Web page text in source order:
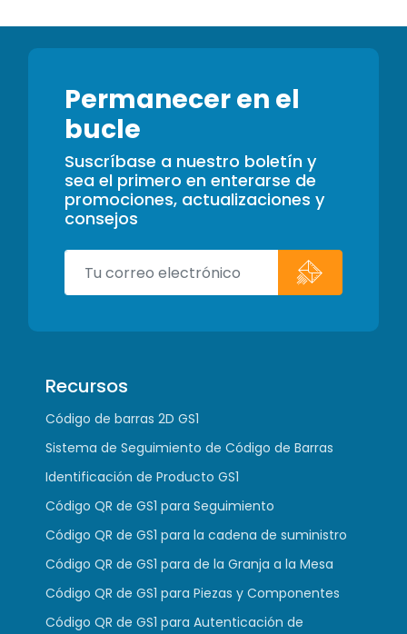
Permanecer en el
bucle
Suscríbase a nuestro boletín y
sea el primero en enterarse de
promociones, actualizaciones y
consejos
Recursos
Código de barras 2D GS1
Sistema de Seguimiento de Código de Barras
Identificación de Producto GS1
Código QR de GS1 para Seguimiento
Código QR de GS1 para la cadena de suministro
Código QR de GS1 para de la Granja a la Mesa
Código QR de GS1 para Piezas y Componentes
Código QR de GS1 para Autenticación de